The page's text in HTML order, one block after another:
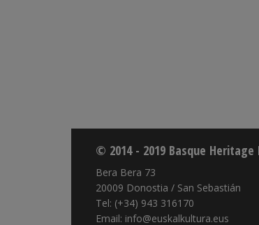
© 2014 - 2019 Basque Heritage
Bera Bera 73
20009 Donostia / San Sebastián
Tel: (+34) 943 316170
Email: info@euskalkultura.eus